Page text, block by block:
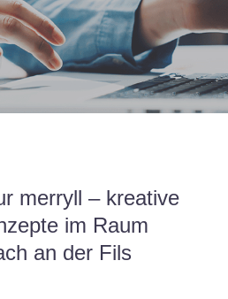
merryll – kreative
im Raum
an der Fils